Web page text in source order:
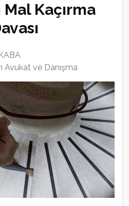
Kaçırma
Avukat ve Danışma